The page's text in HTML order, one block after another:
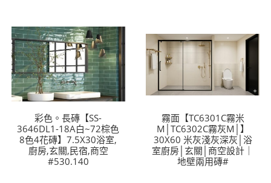
彩色。長磚【SS-
3646DL1-18A白~72棕色
8色4花磚】7.5X30浴室,
廚房,玄關,民宿,商空
#530.140
霧面【TC6301C霧米
M│TC6302C霧灰M│】
30X60 米灰淺灰深灰│浴
室廚房│玄關│商空設計｜
地壁兩用磚#